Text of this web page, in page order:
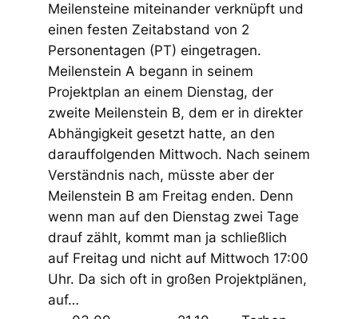
Meilensteine miteinander verknüpft und
einen festen Zeitabstand von 2
Personentagen (PT) eingetragen.
Meilenstein A begann in seinem
Projektplan an einem Dienstag, der
zweite Meilenstein B, dem er in direkter
Abhängigkeit gesetzt hatte, an den
darauffolgenden Mittwoch. Nach seinem
Verständnis nach, müsste aber der
Meilenstein B am Freitag enden. Denn
wenn man auf den Dienstag zwei Tage
drauf zählt, kommt man ja schließlich
auf Freitag und nicht auf Mittwoch 17:00
Uhr. Da sich oft in großen Projektplänen,
auf…